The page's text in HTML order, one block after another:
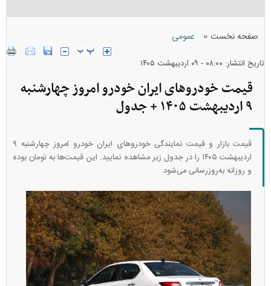
صفحه نخست » عمومی
تاریخ انتشار: ۰۸:۰۰ - ۰۹ ارديبهشت ۱۴۰۵
قیمت خودرو‌های ایران خودرو امروز چهارشنبه
۹ اردیبهشت ۱۴۰۵ + جدول
قیمت بازار و قیمت نمایندگی خودرو‌های ایران خودرو امروز چهارشنبه ۹
اردیبهشت ۱۴۰۵ را در جدول زیر مشاهده نمایید. این قیمت‌ها به تومان بوده
و روزانه به‌روز‌رسانی می‌شود.